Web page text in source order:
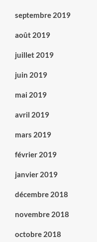
septembre 2019
août 2019
juillet 2019
juin 2019
mai 2019
avril 2019
mars 2019
février 2019
janvier 2019
décembre 2018
novembre 2018
octobre 2018